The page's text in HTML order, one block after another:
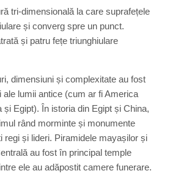
tri-dimensională la care suprafețele
și converg spre un punct.
și patru fețe triunghiulare
dimensiuni și complexitate au fost
lumii antice (cum ar fi America
Egipt). În istoria din Egipt și China,
rând morminte și monumente
regi și lideri. Piramidele mayașilor și
au fost în principal temple
ele au adăpostit camere funerare.